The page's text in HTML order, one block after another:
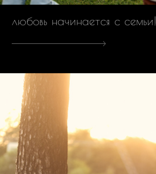
любовь начинается с семьи!